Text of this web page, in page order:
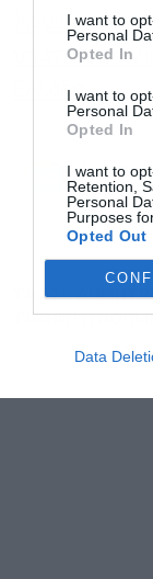
I want to
Personal
Opted In
I want to
Personal
Opted In
I want to
Retention,
Personal
Purposes
Opted Out
Data
Κομισιόν: Ο
Ελλάδα
News
TAGS:
ΤΕΧΝΗΤΗ